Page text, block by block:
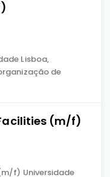
Lisboa,
de
(m/f)
f) Universidade